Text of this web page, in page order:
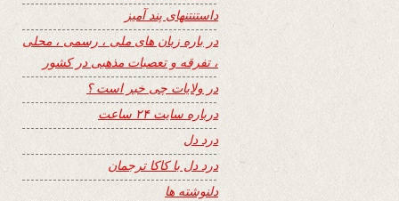
داستنتنهای پند آمیز
در باره زبان های ملی ، رسمی ، محلی
، تفرقه و تعصبات مذهبی در کشور
در ولایات چی خبر است ؟
درباره سایت ۲۴ ساعت
درد دل
درد دل با کاکا ترجمان
دلنوشته ها